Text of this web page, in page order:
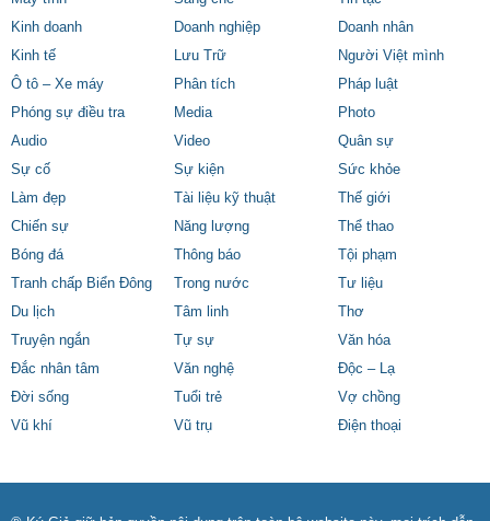
Kinh doanh
Doanh nghiệp
Doanh nhân
Kinh tế
Lưu Trữ
Người Việt mình
Ô tô – Xe máy
Phân tích
Pháp luật
Phóng sự điều tra
Media
Photo
Audio
Video
Quân sự
Sự cố
Sự kiện
Sức khỏe
Làm đẹp
Tài liệu kỹ thuật
Thế giới
Chiến sự
Năng lượng
Thể thao
Bóng đá
Thông báo
Tội phạm
Tranh chấp Biển Đông
Trong nước
Tư liệu
Du lịch
Tâm linh
Thơ
Truyện ngắn
Tự sự
Văn hóa
Đắc nhân tâm
Văn nghệ
Độc – Lạ
Đời sống
Tuổi trẻ
Vợ chồng
Vũ khí
Vũ trụ Điện thoại